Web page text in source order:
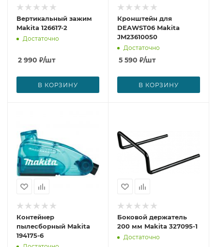
Вертикальный зажим
Makita 126617-2
Достаточно
2 990 ₽/шт
В КОРЗИНУ
Кронштейн для
DEAWST06 Makita
JM23610050
Достаточно
5 590 ₽/шт
В КОРЗИНУ
Контейнер
пылесборный Makita
194175-6
Боковой держатель
200 мм Makita 327095-1
Достаточно